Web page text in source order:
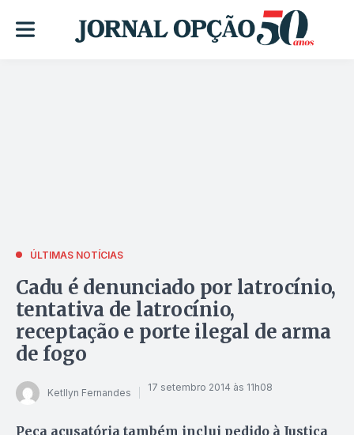
ÚLTIMAS NOTÍCIAS
Cadu é denunciado por latrocínio,
tentativa de latrocínio,
receptação e porte ilegal de arma
de fogo
Ketllyn Fernandes 17 setembro 2014 às 11h08
Peça acusatória também inclui pedido à Justiça